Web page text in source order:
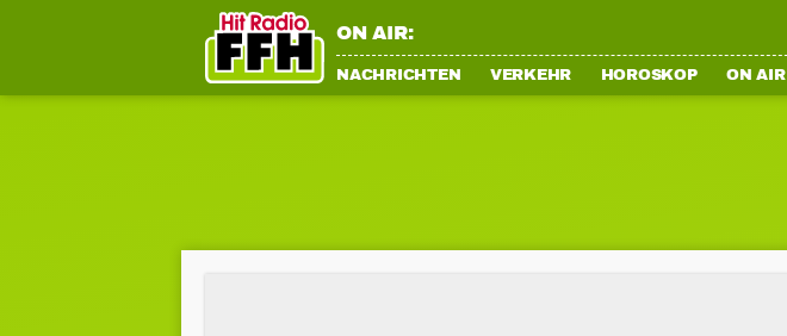
ON AIR:
NACHRICHTEN VERKEHR HOROSKOP ON AIR